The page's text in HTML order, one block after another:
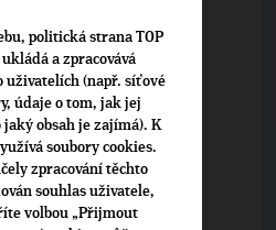
politická strana TOP
a zpracovává
uživatelích (např. síťové
údaje o tom, jak jej
jaký obsah je zajímá). K
soubory cookies.
zpracování těchto
souhlas uživatele,
volbou „Přijmout